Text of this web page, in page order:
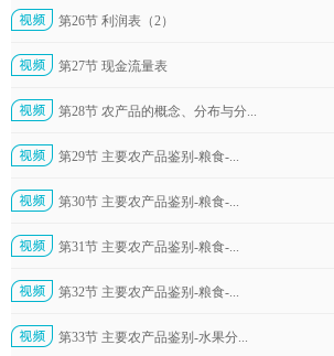
第26节 利润表（2）
第27节 现金流量表
第28节 农产品的概念、分布与分...
第29节 主要农产品鉴别-粮食-...
第30节 主要农产品鉴别-粮食-...
第31节 主要农产品鉴别-粮食-...
第32节 主要农产品鉴别-粮食-...
第33节 主要农产品鉴别-水果分...